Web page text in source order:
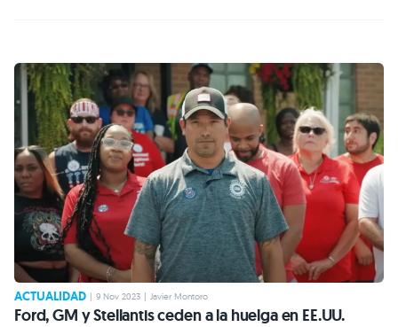
ACTUALIDAD | 9 Nov 2023 | Javier Montoro
Ford, GM y Stellantis ceden a la huelga en EE.UU.